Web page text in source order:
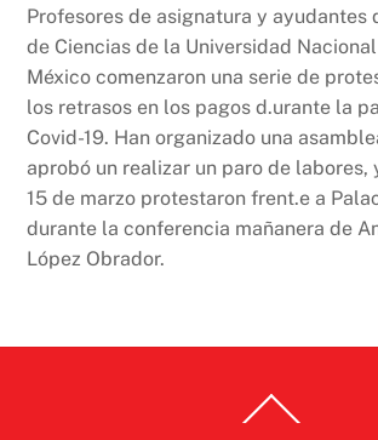
Profesores de asignatura y ayudantes
de Ciencias de la Universidad
México comenzaron una serie de
los retrasos en los pagos d.urante la
Covid-19. Han organizado una
aprobó un realizar un paro de labores,
15 de marzo protestaron frent.e a
durante la conferencia mañanera de
López Obrador.
To